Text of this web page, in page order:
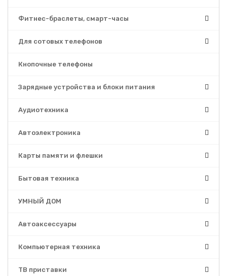
Фитнес-браслеты, смарт-часы
Для сотовых телефонов
Кнопочные телефоны
Зарядные устройства и блоки питания
Аудиотехника
Автоэлектроника
Карты памяти и флешки
Бытовая техника
УМНЫЙ ДОМ
Автоаксессуары
Компьютерная техника
ТВ приставки